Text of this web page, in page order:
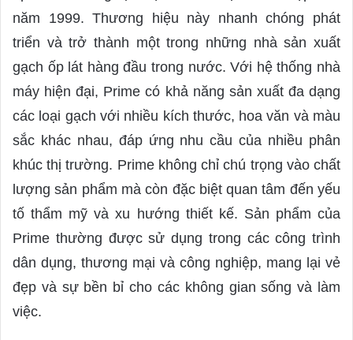
năm 1999. Thương hiệu này nhanh chóng phát
triển và trở thành một trong những nhà sản xuất
gạch ốp lát hàng đầu trong nước. Với hệ thống nhà
máy hiện đại, Prime có khả năng sản xuất đa dạng
các loại gạch với nhiều kích thước, hoa văn và màu
sắc khác nhau, đáp ứng nhu cầu của nhiều phân
khúc thị trường. Prime không chỉ chú trọng vào chất
lượng sản phẩm mà còn đặc biệt quan tâm đến yếu
tố thẩm mỹ và xu hướng thiết kế. Sản phẩm của
Prime thường được sử dụng trong các công trình
dân dụng, thương mại và công nghiệp, mang lại vẻ
đẹp và sự bền bỉ cho các không gian sống và làm
việc.